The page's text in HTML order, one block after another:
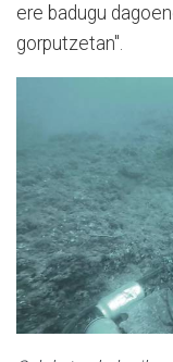
ere badugu
gorputzetan".